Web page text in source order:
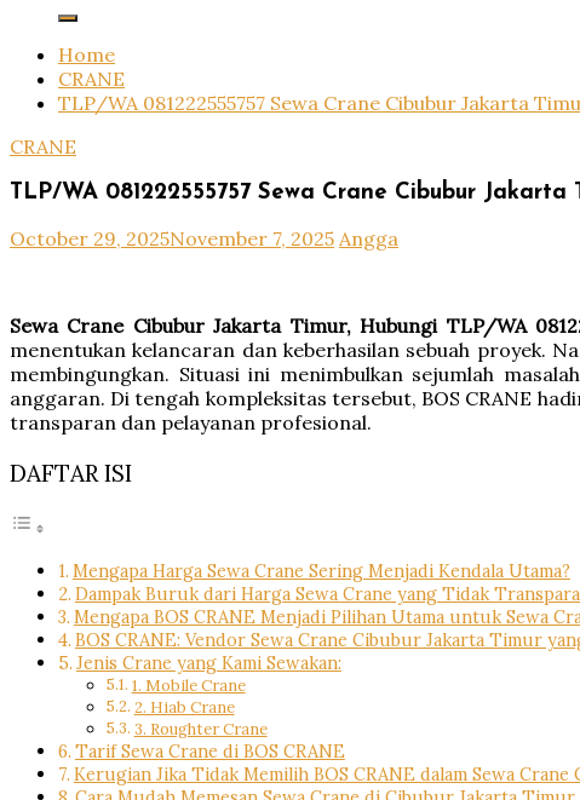
Home
CRANE
TLP/WA 081222555757 Sewa Crane Cibubur Jakarta
CRANE
TLP/WA 081222555757 Sewa Crane Cibubur Jakarta
October 29, 2025November 7, 2025 Angga
Sewa Crane Cibubur Jakarta Timur, Hubungi TLP/WA
menentukan kelancaran dan keberhasilan sebuah proyek.
membingungkan. Situasi ini menimbulkan sejumlah
anggaran. Di tengah kompleksitas tersebut, BOS CRANE
transparan dan pelayanan profesional.
DAFTAR ISI
Mengapa Harga Sewa Crane Sering Menjadi Kendala Utama?
Dampak Buruk dari Harga Sewa Crane yang Tidak
Mengapa BOS CRANE Menjadi Pilihan Utama untuk Sewa
BOS CRANE: Vendor Sewa Crane Cibubur Jakarta Timur
Jenis Crane yang Kami Sewakan:
1. Mobile Crane
2. Hiab Crane
3. Roughter Crane
Tarif Sewa Crane di BOS CRANE
Kerugian Jika Tidak Memilih BOS CRANE dalam Sewa